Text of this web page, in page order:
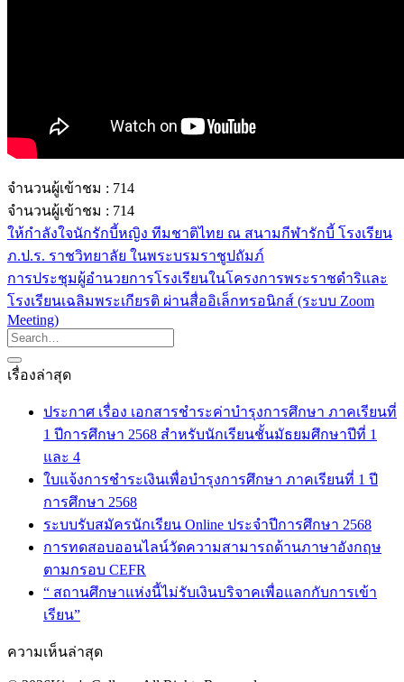
จำนวนผู้เข้าชม : 714
จำนวนผู้เข้าชม : 714
ให้กำลังใจนักรักบี้หญิง ทีมชาติไทย ณ สนามกีฬารักบี้ โรงเรียน
ภ.ป.ร. ราชวิทยาลัย ในพระบรมราชูปถัมภ์
การประชุมผู้อำนวยการโรงเรียนในโครงการพระราชดำริและ
โรงเรียนเฉลิมพระเกียรติ ผ่านสื่ออิเล็กทรอนิกส์ (ระบบ Zoom
Meeting)
เรื่องล่าสุด
ประกาศ เรื่อง เอกสารชำระค่าบำรุงการศึกษา ภาคเรียนที่
1 ปีการศึกษา 2568 สำหรับนักเรียนชั้นมัธยมศึกษาปีที่ 1
และ 4
ใบแจ้งการชำระเงินเพื่อบำรุงการศึกษา ภาคเรียนที่ 1 ปี
การศึกษา 2568
ระบบรับสมัครนักเรียน Online ประจำปีการศึกษา 2568
การทดสอบออนไลน์วัดความสามารถด้านภาษาอังกฤษ
ตามกรอบ CEFR
“ สถานศึกษาแห่งนี้ไม่รับเงินบริจาคเพื่อแลกกับการเข้า
เรียน”
ความเห็นล่าสุด